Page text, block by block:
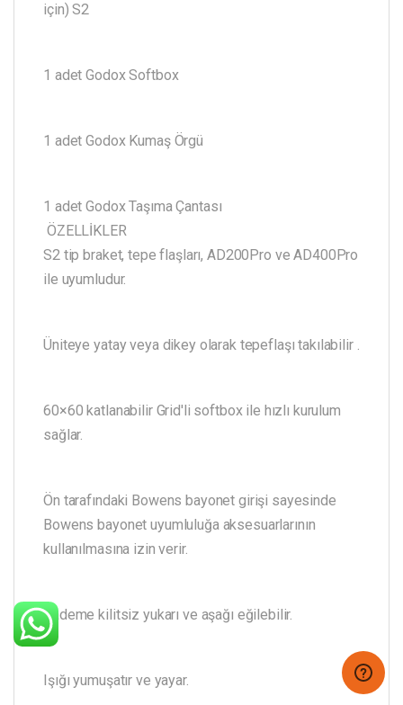
için) S2
1 adet Godox Softbox
1 adet Godox Kumaş Örgü
1 adet Godox Taşıma Çantası
ÖZELLİKLER
S2 tip braket, tepe flaşları, AD200Pro ve AD400Pro
ile uyumludur.
Üniteye yatay veya dikey olarak tepeflaşı takılabilir .
60×60 katlanabilir Grid'li softbox ile hızlı kurulum
sağlar.
Ön tarafındaki Bowens bayonet girişi sayesinde
Bowens bayonet uyumluluğa aksesuarlarının
kullanılmasına izin verir.
Kademe kilitsiz yukarı ve aşağı eğilebilir.
Işığı yumuşatır ve yayar.